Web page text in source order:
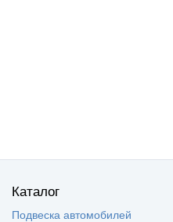
Каталог
Подвеска автомобилей